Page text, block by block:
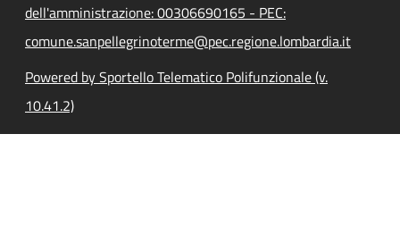
dell'amministrazione: 00306690165 - PEC:
comune.sanpellegrinoterme@pec.regione.lombardia.it
Powered by Sportello Telematico Polifunzionale (v.
10.41.2)